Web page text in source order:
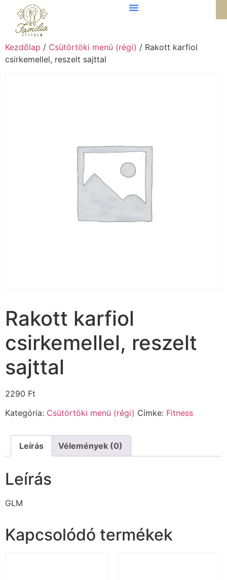
Kezdőlap / Csütörtöki menü (régi) / Rakott karfiol
csirkemellel, reszelt sajttal
Rakott karfiol
csirkemellel, reszelt
sajttal
2290 Ft
Kategória: Csütörtöki menü (régi) Címke: Fitness
Leírás Vélemények (0)
Leírás
GLM
Kapcsolódó termékek